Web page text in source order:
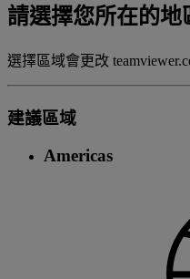
請選擇您所在的地
選擇區域會更改
建議區域
Americas